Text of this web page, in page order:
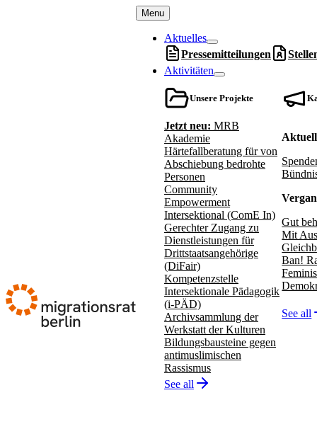
Menu
Aktuelles
Pressemitteilungen
Aktivitäten
Unsere Projekte
Jetzt neu: MRB
Akademie
Härtefallberatung für von
Abschiebung bedrohte
Personen
Community
Empowerment
Intersektional (ComE In)
Gerechter Zugang zu
Dienstleistungen für
Drittstaatsangehörige
(DiFair)
Kompetenzstelle
Intersektionale Pädagogik
(i-PÄD)
Archivsammlung der
Werkstatt der Kulturen
Bildungsbausteine gegen
antimuslimischen
Rassismus
See all
Gut
Mit
Ban!
See all